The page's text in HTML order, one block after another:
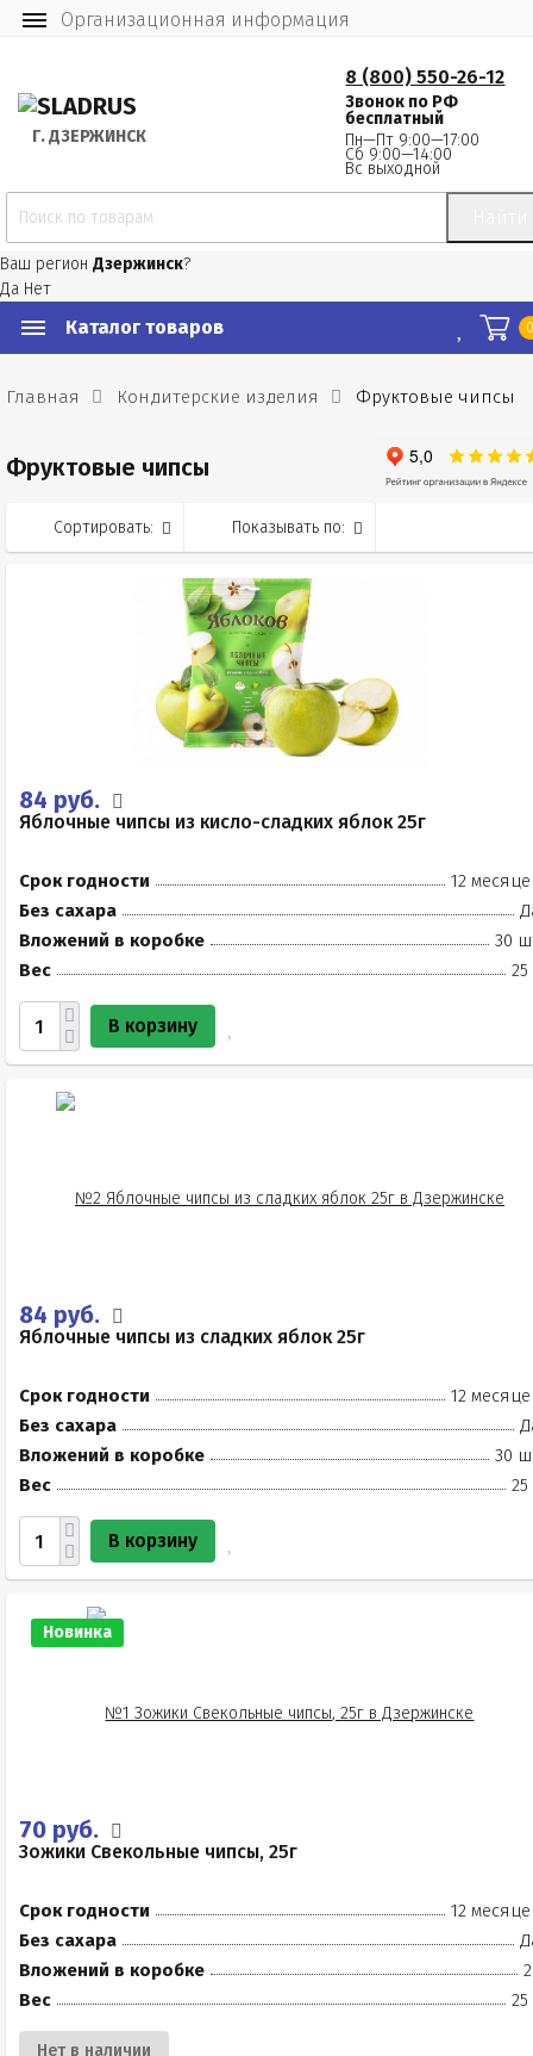
Организационная информация
Г. ДЗЕРЖИНСК
8 (800) 550-26-12
Звонок по РФ
бесплатный
Пн—Пт 9:00—17:00
Сб 9:00—14:00
Вс выходной
Ваш регион Дзержинск?
Да Нет
Каталог товаров
Главная Кондитерские изделия Фруктовые чипсы
Фруктовые чипсы
Сортировать: Показывать по:
84 руб.
Яблочные чипсы из кисло-сладких яблок 25г
Срок годности
12
Без сахара
Вложений в коробке
30
Вес
25
В корзину
84 руб.
Яблочные чипсы из сладких яблок 25г
Срок годности
12
Без сахара
Вложений в коробке
30
Вес
25
В корзину
Новинка
70 руб.
Зожики Свекольные чипсы, 25г
Срок годности
12
Без сахара
Вложений в коробке
Вес
25
Нет в наличии